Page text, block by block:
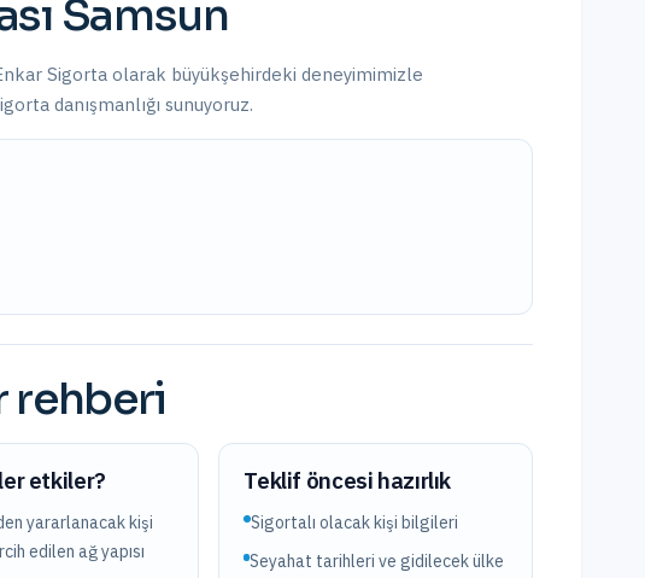
Samsun
Sigorta olarak büyükşehirdeki deneyimimizle
danışmanlığı sunuyoruz.
rehberi
etkiler?
yararlanacak kişi
edilen ağ yapısı
Teklif öncesi hazırlık
Sigortalı olacak kişi bilgileri
Seyahat tarihleri ve gidilecek ülke